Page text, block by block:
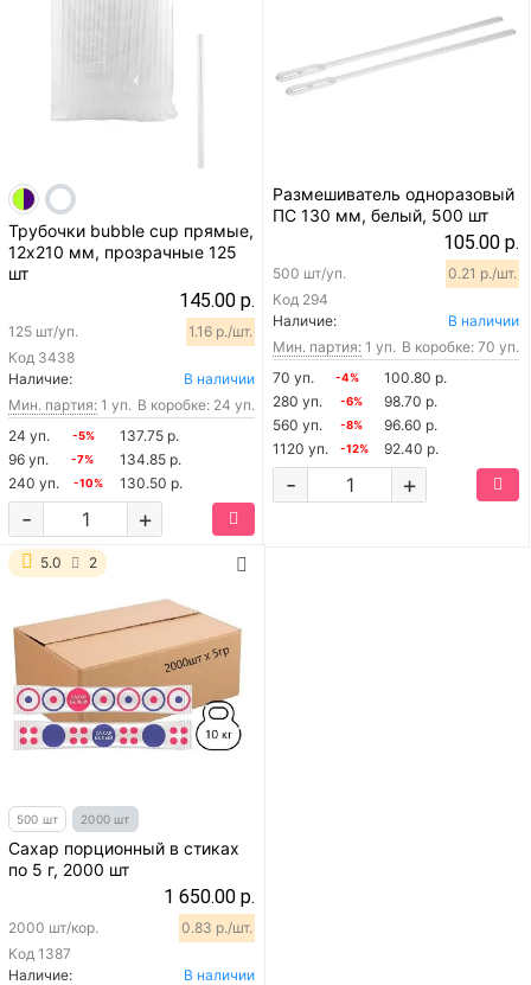
Трубочки bubble cup прямые,
12х210 мм, прозрачные 125
шт
145.00 р.
Код 3438
125 шт/уп. 1.16 р./шт.
Наличие:
В наличии
Мин. партия: 1 уп. В коробке: 24 уп.
24 уп.
-5%
137.75 р.
96 уп.
-7%
134.85 р.
240 уп.
-10% 130.50 р.
+
-
Размешиватель одноразовый
ПС 130 мм, белый, 500 шт
105.00 р.
Код 294
500 шт/уп. 0.21 р./шт.
Наличие:
В наличии
Мин. партия: 1 уп. В коробке: 70 уп.
70 уп.
-4%
100.80 р.
280 уп.
-6%
98.70 р.
560 уп.
-8%
96.60 р.
1120 уп.
-12% 92.40 р.
+
-
5.0 2
500 шт 2000 шт
Сахар порционный в стиках
по 5 г, 2000 шт
1 650.00 р.
Код 1387
2000 шт/кор. 0.83 р./шт.
Наличие:
В наличии